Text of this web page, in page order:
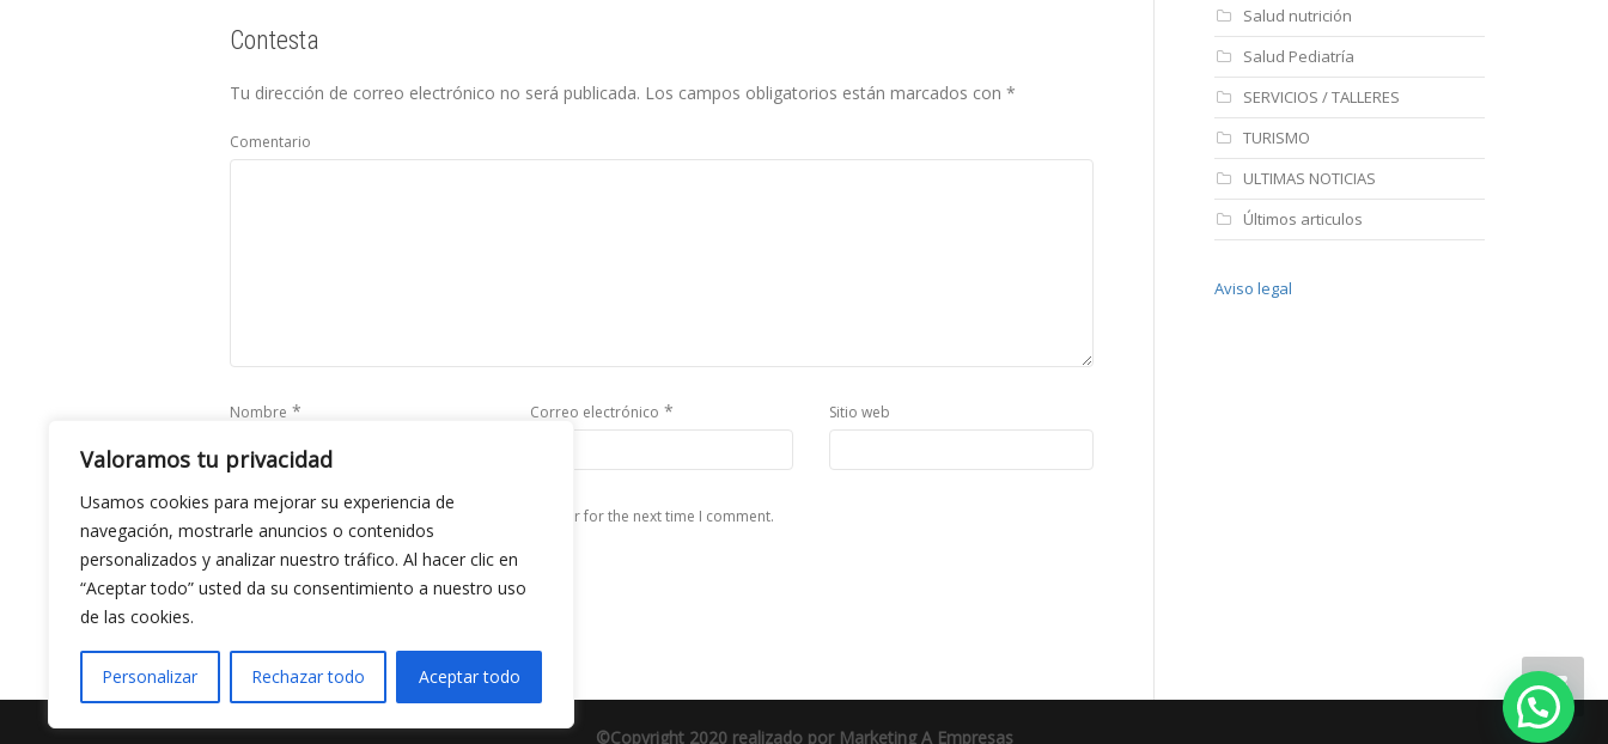
Valoramos tu privacidad
Usamos cookies para mejorar su experiencia de
navegación, mostrarle anuncios o contenidos
personalizados y analizar nuestro tráfico. Al hacer clic en
“Aceptar todo” usted da su consentimiento a nuestro uso
de las cookies.
Personalizar Rechazar todo Aceptar todo
Contesta
Tu dirección de correo electrónico no será publicada. Los campos obligatorios están marcados con *
Comentario
Nombre * Correo electrónico * Sitio web
Save my name, email, and website in this browser for the next time I comment.
Salud nutrición
Salud Pediatría
SERVICIOS / TALLERES
TURISMO
ULTIMAS NOTICIAS
Últimos articulos
Aviso legal
©Copyright 2020 realizado por Marketing A Empresas